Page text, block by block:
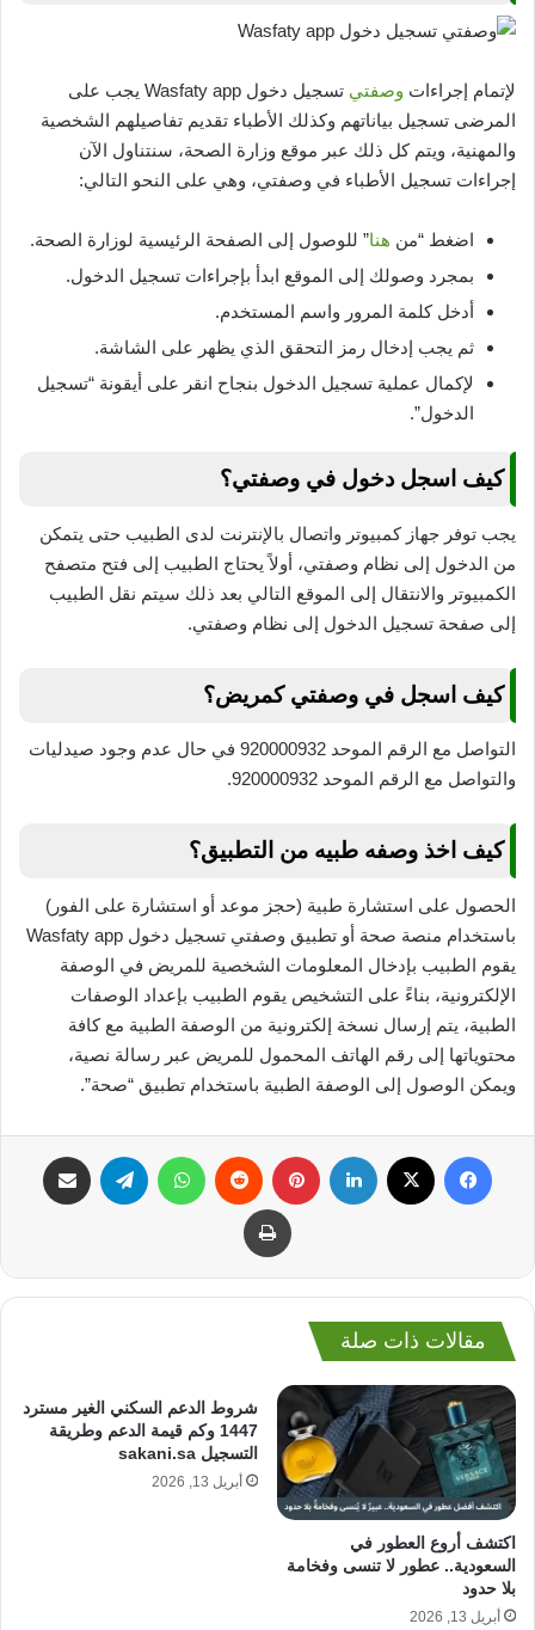
لإتمام إجراءات وصفتي
تسجيل دخول Wasfaty app يجب على
المرضى تسجيل بياناتهم وكذلك الأطباء تقديم تفاصيلهم الشخصية
والمهنية، ويتم كل ذلك عبر موقع وزارة الصحة، سنتناول الآن
إجراءات تسجيل الأطباء في وصفتي، وهي على النحو التالي:
اضغط “من هنا” للوصول إلى الصفحة الرئيسية لوزارة الصحة.
بمجرد وصولك إلى الموقع ابدأ بإجراءات تسجيل الدخول.
أدخل كلمة المرور واسم المستخدم.
ثم يجب إدخال رمز التحقق الذي يظهر على الشاشة.
لإكمال عملية تسجيل الدخول بنجاح انقر على أيقونة “تسجيل
الدخول”.
كيف اسجل دخول في وصفتي؟
يجب توفر جهاز كمبيوتر واتصال بالإنترنت لدى الطبيب حتى يتمكن
من الدخول إلى نظام وصفتي، أولاً يحتاج الطبيب إلى فتح متصفح
الكمبيوتر والانتقال إلى الموقع التالي بعد ذلك سيتم نقل الطبيب
إلى صفحة تسجيل الدخول إلى نظام وصفتي.
كيف اسجل في وصفتي كمريض؟
التواصل مع الرقم الموحد 920000932 في حال عدم وجود صيدليات
والتواصل مع الرقم الموحد 920000932.
كيف اخذ وصفه طبيه من التطبيق؟
الحصول على استشارة طبية (حجز موعد أو استشارة على الفور)
باستخدام منصة صحة أو تطبيق وصفتي تسجيل دخول Wasfaty app
يقوم الطبيب بإدخال المعلومات الشخصية للمريض في الوصفة
الإلكترونية، بناءً على التشخيص يقوم الطبيب بإعداد الوصفات
الطبية، يتم إرسال نسخة إلكترونية من الوصفة الطبية مع كافة
محتوياتها إلى رقم الهاتف المحمول للمريض عبر رسالة نصية،
ويمكن الوصول إلى الوصفة الطبية باستخدام تطبيق “صحة”.
فيسبوك لينكدإن بينتيريست واتساب تيلقرام
طباعة
مقالات ذات صلة
اكتشف أروع العطور في
السعودية.. عطور لا تنسى وفخامة
بلا حدود
أبريل 13, 2026
شروط الدعم السكني الغير مسترد
1447 وكم قيمة الدعم وطريقة
التسجيل sakani.sa
أبريل 13, 2026